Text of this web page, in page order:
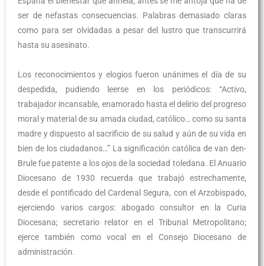
ser de nefastas consecuencias. Palabras demasiado claras
como para ser olvidadas a pesar del lustro que transcurrirá
hasta su asesinato.
Los reconocimientos y elogios fueron unánimes el día de su
despedida, pudiendo leerse en los periódicos: “Activo,
trabajador incansable, enamorado hasta el delirio del progreso
moral y material de su amada ciudad, católico… como su santa
madre y dispuesto al sacrificio de su salud y aún de su vida en
bien de los ciudadanos…” La significación católica de van den-
Brule fue patente a los ojos de la sociedad toledana. El Anuario
Diocesano de 1930 recuerda que trabajó estrechamente,
desde el pontificado del Cardenal Segura, con el Arzobispado,
ejerciendo varios cargos: abogado consultor en la Curia
Diocesana; secretario relator en el Tribunal Metropolitano;
ejerce también como vocal en el Consejo Diocesano de
administración.